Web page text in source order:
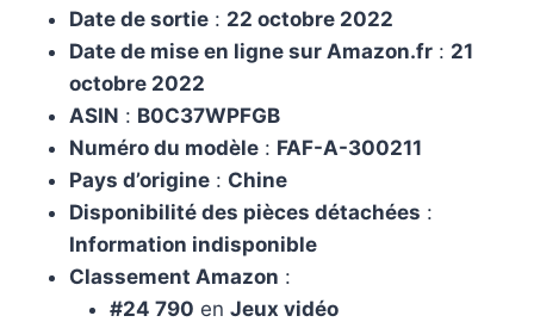
Date de sortie : 22 octobre 2022
Date de mise en ligne sur Amazon.fr : 21
octobre 2022
ASIN : B0C37WPFGB
Numéro du modèle : FAF-A-300211
Pays d’origine : Chine
Disponibilité des pièces détachées :
Information indisponible
Classement Amazon :
#24 790 en Jeux vidéo